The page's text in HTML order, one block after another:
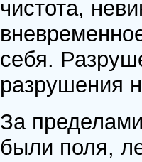
чистота,
себя.
разрушения
За
были поля,